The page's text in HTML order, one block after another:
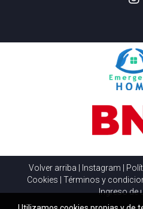
Volver arriba Instagram
Cookies
Términos y
Ingreso de